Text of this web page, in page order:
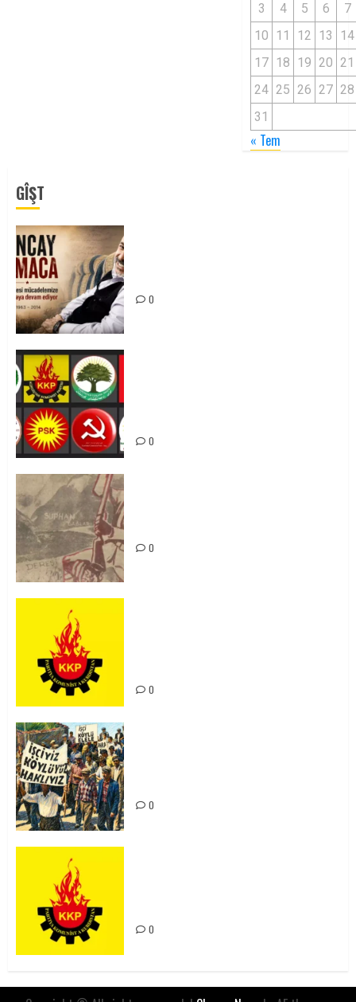
3 4 5 6
7
10 11 12 13
14
17 18 19 20 21
24 25 26 27 28
31
« Tem
GÎŞT
0
0
0
0
0
0